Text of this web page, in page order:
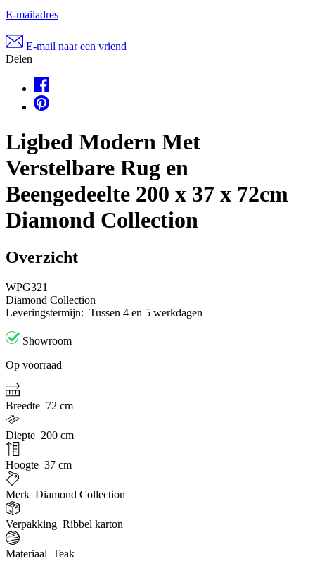
E-mailadres
E-mail naar een vriend
Delen
Ligbed Modern Met
Verstelbare Rug en
Beengedeelte 200 x 37 x 72cm
Diamond Collection
Overzicht
WPG321
Diamond Collection
Leveringstermijn: Tussen 4 en 5 werkdagen
Showroom
Op voorraad
Breedte 72 cm
Diepte 200 cm
Hoogte 37 cm
Merk Diamond Collection
Verpakking Ribbel karton
Materiaal Teak